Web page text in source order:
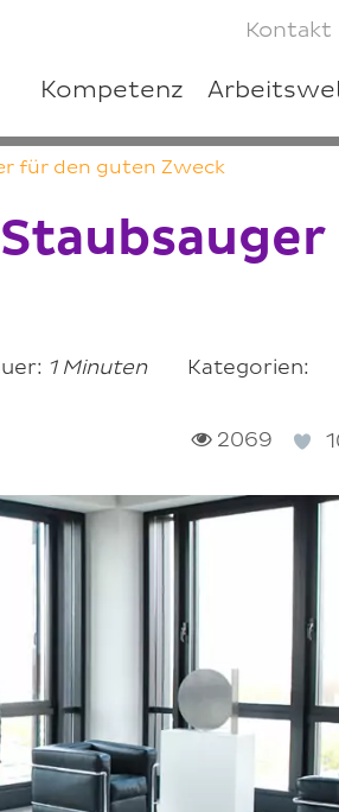
für den guten Zweck
1 Minuten
Kategorien:
2069
Kontakt
Kompetenz